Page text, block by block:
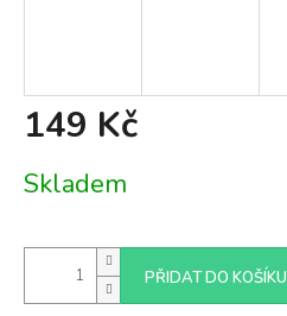
149 Kč
cena:
Skladem
PŘIDAT DO KOŠÍKU